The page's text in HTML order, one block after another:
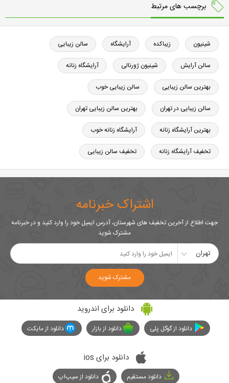
برچسب های مرتبط
شینیون زیباکده آرایشگاه سالن زیبایی
سالن آرایش شینیون ژورنالی آرایشگاه زنانه
بهترین سالن زیبایی سالن زیبایی خوب
سالن زیبایی در تهران بهترین سالن زیبایی تهران
بهترین آرایشگاه زنانه آرایشگاه زنانه خوب
تخفیف آرایشگاه زنانه تخفیف سالن زیبایی
اشتراک خبرنامه
جهت اطلاع از آخرین تخفیف های شهرستان، آدرس ایمیل خود را وارد کنید و در خبرنامه
مشترک شوید
تهران
مشترک شوید
دانلود برای اندروید
دانلود از گوگل پلی دانلود از بازار دانلود از مایکت
دانلود برای ios
دانلود مستقیم دانلود از سیپ‌اپ